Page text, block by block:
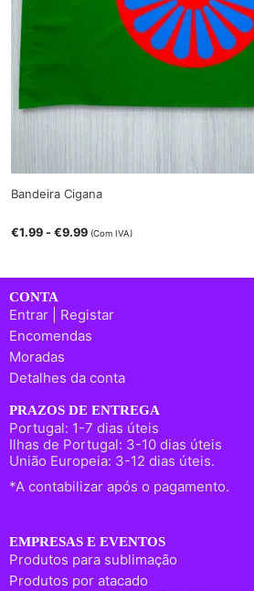
Bandeira Cigana
€1.99 -€9.99 (Com IVA)
CONTA
Entrar | Registar
Encomendas
Moradas
Detalhes da conta
PRAZOS DE ENTREGA
Portugal: 1-7 dias úteis
Ilhas de Portugal: 3-10 dias úteis
União Europeia: 3-12 dias úteis.
*A contabilizar após o pagamento.
EMPRESAS E EVENTOS
Produtos para sublimação
Produtos por atacado